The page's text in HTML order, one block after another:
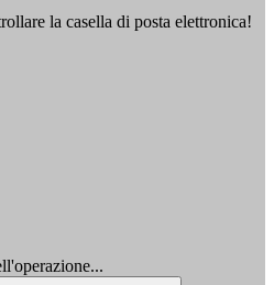
la casella di posta elettronica!